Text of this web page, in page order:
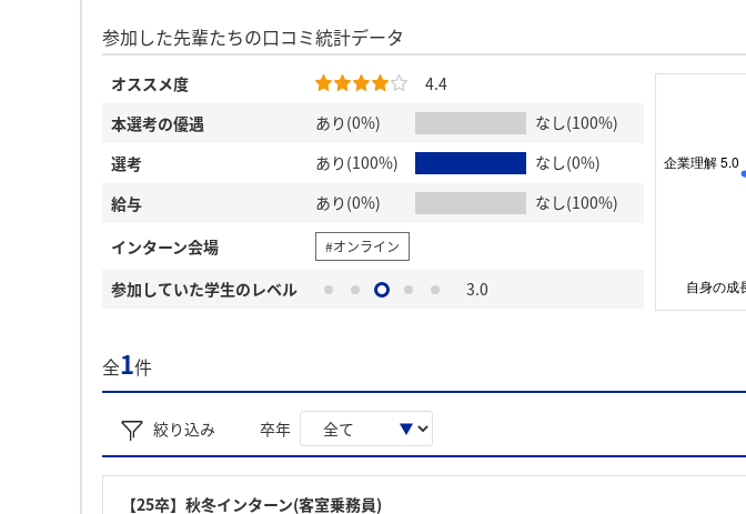
動画で知ろう！業界・企業研究
参加した先輩たちの口コミ統計データ
オススメ度
4.4
本選考の優遇
あり(0%)
なし(100%)
選考
あり(100%)
なし(0%)
給与
あり(0%)
なし(100%)
インターン会場
#オンライン
参加していた学生のレベル 3.0
全1件
絞り込み 卒年
【25卒】秋冬インターン(客室乗務員)